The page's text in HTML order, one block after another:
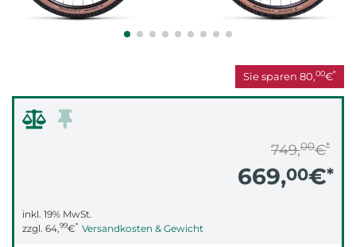
Sie sparen 80,00€*
749,00€*
669,00€*
inkl. 19% MwSt.
zzgl. 64,99€* Versandkosten & Gewicht